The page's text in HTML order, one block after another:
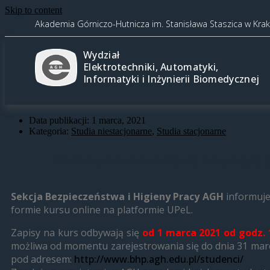
Skip to content
Akademia Górniczo-Hutnicza im. Stanisława Staszica w
Wydział
Elektrotechniki, Automatyki,
Informatyki i Inżynierii Biomedycznej
Data publikacji: 1 marca, 2021
Kategoria: Studia niestacjonarne, Studia stacjonarne
Obowiązkowe szkolenie
Sekcja Bezpieczeństwa i Higieny Pracy AGH
formie kursu online na platformie UPeL.
Zapisy na kurs odbywają się od 1 marca 2021 od godz.
możliwa od momentu zarejestrowania się do dnia 31
pod adresem: http://www.bhp.agh.edu.pl/studenci/